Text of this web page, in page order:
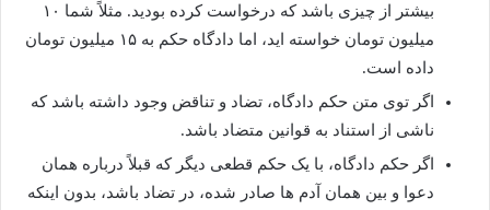
بیشتر از چیزی باشد که درخواست کرده بودید. مثلاً شما ۱۰
میلیون تومان خواسته اید، اما دادگاه حکم به ۱۵ میلیون تومان
داده است.
اگر توی متن حکم دادگاه، تضاد و تناقض وجود داشته باشد که
ناشی از استناد به قوانین متضاد باشد.
اگر حکم دادگاه، با یک حکم قطعی دیگر که قبلاً درباره همان
دعوا و بین همان آدم ها صادر شده، در تضاد باشد، بدون اینکه